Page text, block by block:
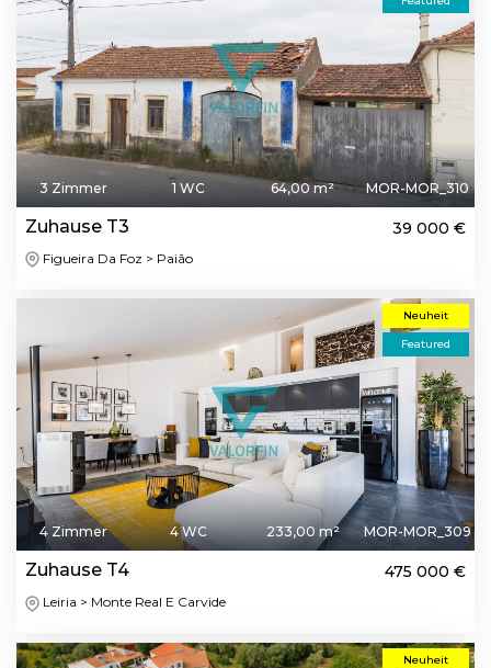
3 Zimmer 1 WC 64,00 m² MOR-MOR_310
Zuhause T3 39 000 €
Figueira Da Foz > Paião
Neuheit
Featured
4 Zimmer 4 WC 233,00 m² MOR-MOR_309
Zuhause T4 475 000 €
Leiria > Monte Real E Carvide
Neuheit